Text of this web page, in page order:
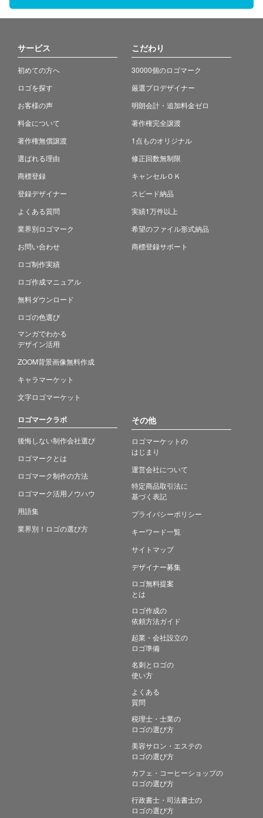
サービス
初めての方へ
ロゴを探す
お客様の声
料金について
著作権無償譲渡
選ばれる理由
商標登録
登録デザイナー
よくある質問
業界別ロゴマーク
お問い合わせ
ロゴ制作実績
ロゴ作成マニュアル
無料ダウンロード
ロゴの色選び
マンガでわかる
デザイン活用
ZOOM背景画像無料作成
キャラマーケット
文字ロゴマーケット
こだわり
30000個のロゴマーク
厳選プロデザイナー
明朗会計・追加料金ゼロ
著作権完全譲渡
1点ものオリジナル
修正回数無制限
キャンセルＯＫ
スピード納品
実績1万件以上
希望のファイル形式納品
商標登録サポート
ロゴマークラボ
後悔しない制作会社選び
ロゴマークとは
ロゴマーク制作の方法
ロゴマーク活用ノウハウ
用語集
業界別！ロゴの選び方
その他
ロゴマーケットの
はじまり
運営会社について
特定商品取引法に
基づく表記
プライバシーポリシー
キーワード一覧
サイトマップ
デザイナー募集
ロゴ無料提案
とは
ロゴ作成の
依頼方法ガイド
起業・会社設立の
ロゴ準備
名刺とロゴの
使い方
よくある
質問
税理士・士業の
ロゴの選び方
美容サロン・エステの
ロゴの選び方
カフェ・コーヒーショップの
ロゴの選び方
行政書士・司法書士の
ロゴの選び方